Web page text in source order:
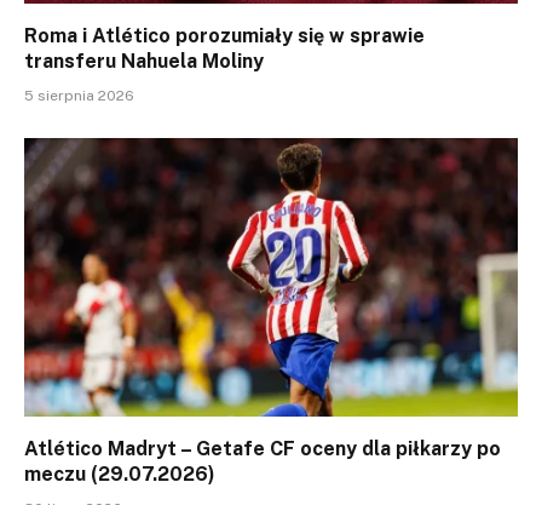
Roma i Atlético porozumiały się w sprawie
transferu Nahuela Moliny
5 sierpnia 2026
Atlético Madryt – Getafe CF oceny dla piłkarzy po
meczu (29.07.2026)